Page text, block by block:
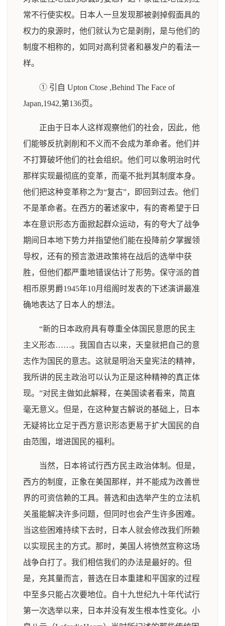
常不行使实权。日本人一旦发现那被剥掉假面具的
权力的泉源时，他们就认为它是剥削，是与他们的
制度不相称的，如同对高利贷者和暴发户的看法一
样。
① 引自 Upton Ctose ,Behind The Face of
Japan,1942,第136页。
正由于日本人这样观察他们的社会，因此，他
们能够反抗剥削和不义而不会成为革命者。他们并
不打算破坏他们的社会组织。他们可以象明治时代
那样实现最彻底的变革，而毫不批判其制度本身。
他们把这种变革称之为“复古”，即回到过去。他们
不是革命者。在西方的著述家中，有的寄希望于日
本在意识形态方面掀起群众运动，有的夸大了战争
期间日本地下势力并指望他们能在投降前夕掌握领
导权，还有的预言激进政策将在战后的选举中获
胜，但他们都严重地错误估计了形势。保守派的首
相币原男爵1945年10月组阁时发表的下述演讲最准
确地表达了日本人的想法。
“新的日本政府具有尊重全体国民意愿的民主
主义形态……。我国自古以来，天皇就把自己的意
志作为国民的意志。这就是明治天皇宪法的精神，
我所讲的民主政治可以认为正是这种精神的真正体
现。”对民主做如此解释，在美国读者看来，简直
毫无意义。但是，在这种复古解说的基础上，日本
无疑将比立足于西方意识形态更易于扩大国民的自
由范围，增进国民的福利。
当然，日本将试行西方民主政治体制。但是，
西方的制度，正象在美国那样，并不能成为改善世
界的可资信赖的工具。普选和由选举产生的立法机
关虽能解决许多问题，但同时也会产生许多困难。
当这些困难持续下去时，日本人就会修改我们所赖
以实现民主的方式。那时，美国人将愤然宣称这场
战争白打了。我们相信我们的办法是最好的。但
是，充其量而言，普选在日本重建和平国家的过程
中至多只能占次要地位。自十九世纪九十年代试行
第一次选举以来，日本并没有发生根本性变化。小